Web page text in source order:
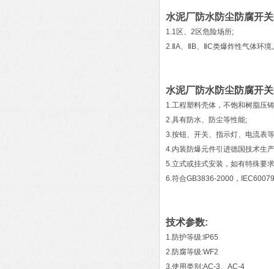
水泥厂防水防尘防腐开
1.1区、2区危险场所;
2.ⅡA、ⅡB、ⅡC类爆炸性气体环境
水泥厂防水防尘防腐开
1.工程塑料壳体，不饱和树脂压
2.具有防水、防尘等性能;
3.按钮、开关、指示灯、电流表
4.内装防爆元件引进德国技术生
5.立式或挂式安装，如有特殊要
6.符合GB3836-2000，
技术参数:
1.防护等级:IP65
2.防腐等级:WF2
3.使用类别:AC-3、AC-4